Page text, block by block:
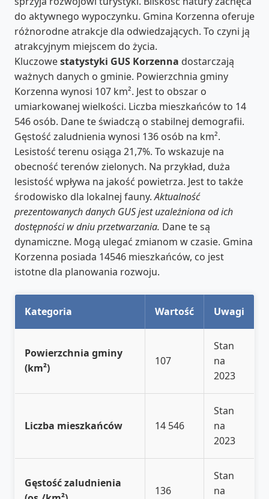
do aktywnego wypoczynku. Gmina Korzenna oferuje
różnorodne atrakcje dla odwiedzających. To czyni ją
atrakcyjnym miejscem do życia.
Kluczowestatystyki GUS Korzenna dostarczają
ważnych danych o gminie. Powierzchnia gminy
Korzenna wynosi 107 km². Jest to obszar o
umiarkowanej wielkości. Liczba mieszkańców to 14
546 osób. Dane te świadczą o stabilnej demografii.
Gęstość zaludnienia wynosi 136 osób na km².
Lesistość terenu osiąga 21,7%. To wskazuje na
obecność terenów zielonych. Na przykład, duża
lesistość wpływa na jakość powietrza. Jest to także
środowisko dla lokalnej fauny.Aktualność
prezentowanych danych GUS jest uzależniona od ich
dostępności w dniu przetwarzania. Dane te są
dynamiczne. Mogą ulegać zmianom w czasie. Gmina
Korzenna posiada 14546 mieszkańców, co jest
istotne dla planowania rozwoju.
Kategoria Wartość Uwagi
Powierzchnia gminy
(km²)
107
Stan
na
2023
Liczba mieszkańców 14 546
Stan
na
2023
Gęstość zaludnienia
136
Stan
na